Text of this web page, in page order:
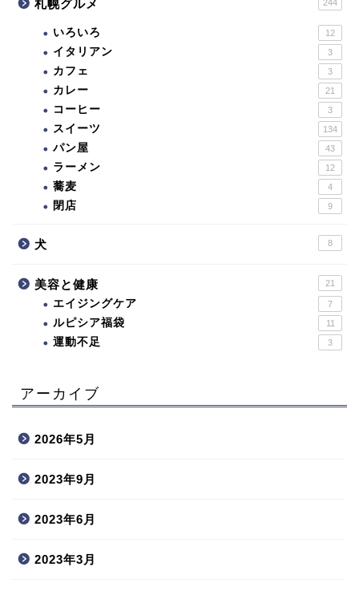
札幌グルメ 244
いろいろ 12
イタリアン 3
カフェ 3
カレー 21
コーヒー 3
スイーツ 134
パン屋 43
ラーメン 12
蕎麦 4
閉店 9
犬 8
美容と健康 21
エイジングケア 7
ルピシア福袋 11
運動不足 3
アーカイブ
2026年5月
2023年9月
2023年6月
2023年3月